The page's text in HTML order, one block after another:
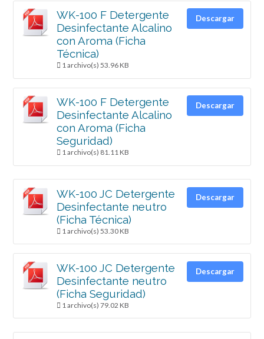
WK-100 F Detergente
Desinfectante Alcalino
con Aroma (Ficha
Técnica)
1 archivo(s) 53.96 KB
Descargar
WK-100 F Detergente
Desinfectante Alcalino
con Aroma (Ficha
Seguridad)
1 archivo(s) 81.11 KB
Descargar
WK-100 JC Detergente
Desinfectante neutro
(Ficha Técnica)
1 archivo(s) 53.30 KB
Descargar
WK-100 JC Detergente
Desinfectante neutro
(Ficha Seguridad)
1 archivo(s) 79.02 KB
Descargar